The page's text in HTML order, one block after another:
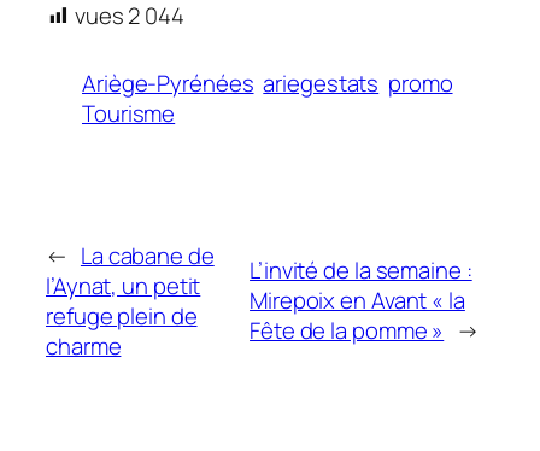
vues2 044
Ariège-Pyrénées ariegestats promo
Tourisme
← La cabane de
l’Aynat, un petit
refuge plein de
charme
L’invité de la semaine :
Mirepoix en Avant « la
Fête de la pomme » →